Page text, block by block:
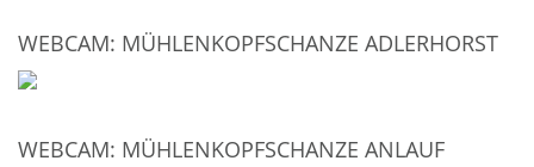
WEBCAM: MÜHLENKOPFSCHANZE ADLERHORST
WEBCAM: MÜHLENKOPFSCHANZE ANLAUF